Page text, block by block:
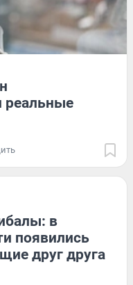
в
появились
друг друга